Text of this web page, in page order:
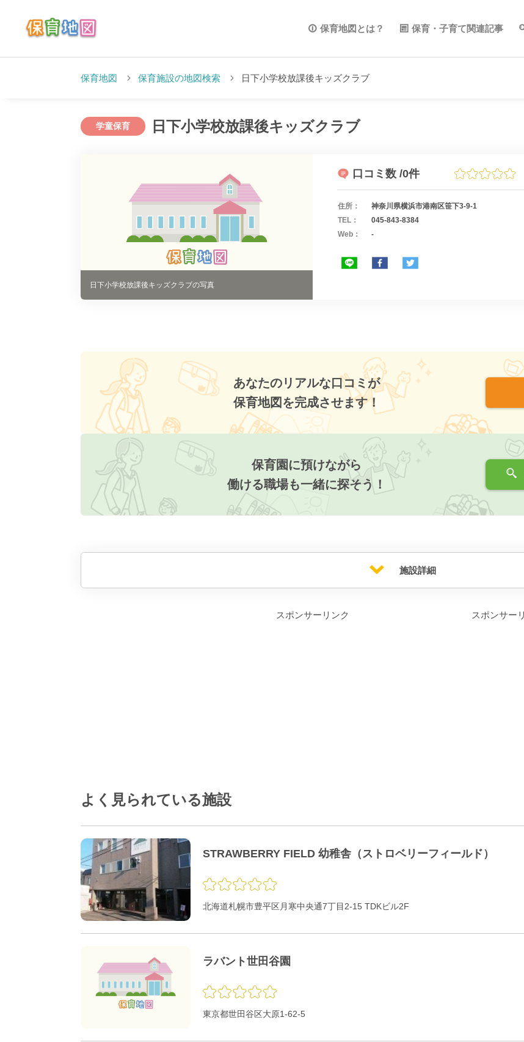
保育地図とは？ 保育・子育て関連記事
保育地図 保育施設の地図検索 日下小学校放課後キッズクラブ
学童保育 日下小学校放課後キッズクラブ
日下小学校放課後キッズクラブの写真
口コミ数 /0件
住所：
神奈川県横浜市港南区笹下3-9-1
TEL：
045-843-8384
Web：
-
あなたのリアルな口コミが
保育地図を完成させます！
保育園に預けながら
働ける職場も一緒に探そう！
施設詳細
スポンサーリンク スポンサー
よく見られている施設
STRAWBERRY FIELD 幼稚舎（ストロベリーフィールド）
北海道札幌市豊平区月寒中央通7丁目2-15 TDKビル2F
ラバント世田谷園
東京都世田谷区大原1-62-5